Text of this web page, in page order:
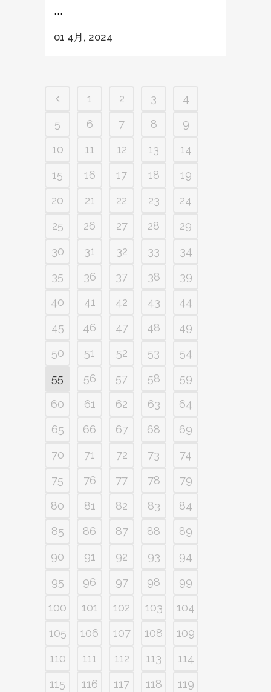
...
01 4月, 2024
1 2 3
4
5
6 7 8
9
10
11 12 13
14
15
16 17 18
19
20
21 22 23
24
25
26 27 28
29
30
31 32 33
34
35
36 37 38
39
40
41 42 43
44
45
46 47 48
49
50
51 52 53
54
55
56 57 58
59
60
61 62 63
64
65
66 67 68
69
70
71 72 73
74
75
76 77 78
79
80
81 82 83
84
85
86 87 88
89
90
91 92 93
94
95
96 97 98
99
100
101 102 103
104
105
106 107 108
109
110
111 112 113
114
115
116 117 118 119